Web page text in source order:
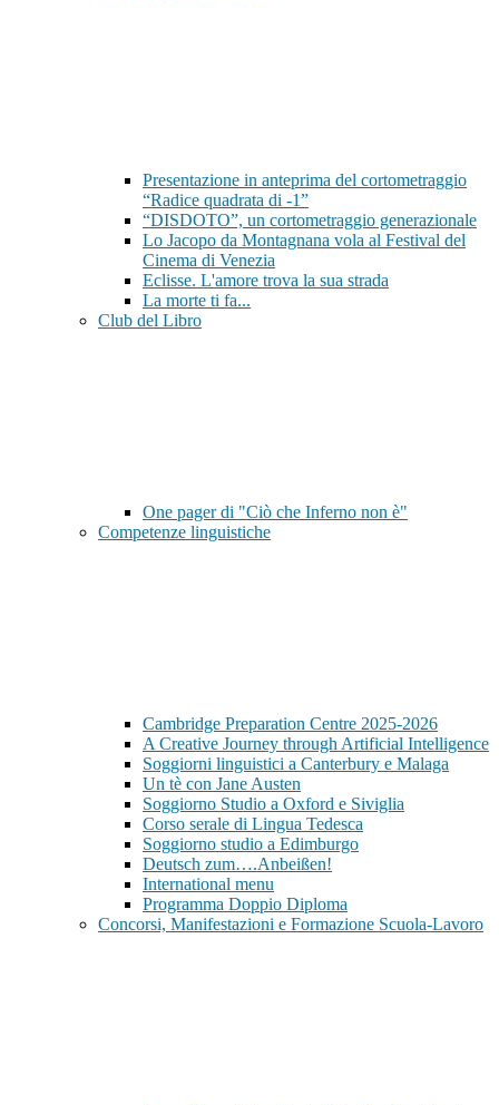
Presentazione in anteprima del cortometraggio
“Radice quadrata di -1”
“DISDOTO”, un cortometraggio generazionale
Lo Jacopo da Montagnana vola al Festival del
Cinema di Venezia
Eclisse. L'amore trova la sua strada
La morte ti fa...
Club del Libro
One pager di "Ciò che Inferno non è"
Competenze linguistiche
Cambridge Preparation Centre 2025-2026
A Creative Journey through Artificial Intelligence
Soggiorni linguistici a Canterbury e Malaga
Un tè con Jane Austen
Soggiorno Studio a Oxford e Siviglia
Corso serale di Lingua Tedesca
Soggiorno studio a Edimburgo
Deutsch zum….Anbeißen!
International menu
Programma Doppio Diploma
Concorsi, Manifestazioni e Formazione Scuola-Lavoro